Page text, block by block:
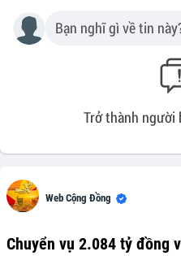
Trở thành người
Web Cộng Đồng
Chuyển vụ 2.084 tỷ đồng